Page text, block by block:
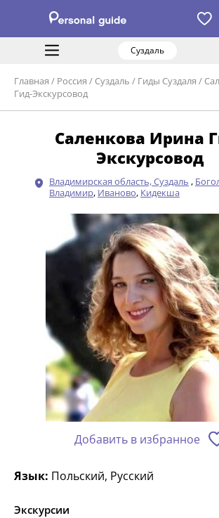
Суздаль
Главная / Россия / Суздаль / Гиды Суздаля /
Гид-Экскурсовод
Саленкова Ирина
Экскурсовод
Владимирская область, Суздаль ,
Владимир, Иваново, Кидекша
Добавить в избранное
Язык: Польский, Русский
Экскурсии